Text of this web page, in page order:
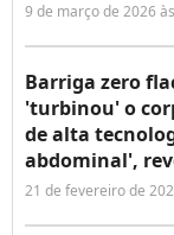
9 de março de 2026
Barriga zero
'turbinou' o
de alta
abdominal',
21 de fevereiro de